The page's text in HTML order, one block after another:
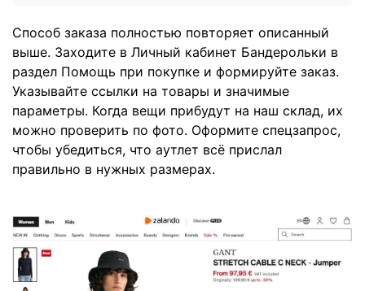
Способ заказа полностью повторяет описанный
выше. Заходите в Личный кабинет Бандерольки в
раздел Помощь при покупке и формируйте заказ.
Указывайте ссылки на товары и значимые
параметры. Когда вещи прибудут на наш склад, их
можно проверить по фото. Оформите спецзапрос,
чтобы убедиться, что аутлет всё прислал
правильно в нужных размерах.